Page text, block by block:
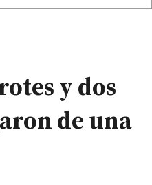
y dos
de una